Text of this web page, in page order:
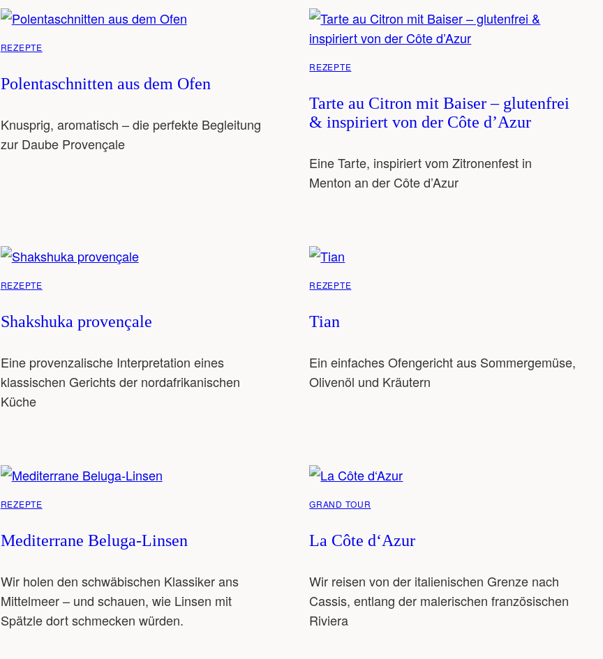
REZEPTE
Polentaschnitten aus dem Ofen
Knusprig, aromatisch – die perfekte Begleitung
zur Daube Provençale
REZEPTE
Tarte au Citron mit Baiser – glutenfrei
& inspiriert von der Côte d’Azur
Eine Tarte, inspiriert vom Zitronenfest in
Menton an der Côte d’Azur
REZEPTE
Shakshuka provençale
Eine provenzalische Interpretation eines
klassischen Gerichts der nordafrikanischen
Küche
REZEPTE
Tian
Ein einfaches Ofengericht aus Sommergemüse,
Olivenöl und Kräutern
REZEPTE
Mediterrane Beluga-Linsen
Wir holen den schwäbischen Klassiker ans
Mittelmeer – und schauen, wie Linsen mit
Spätzle dort schmecken würden.
GRAND TOUR
La Côte d‘Azur
Wir reisen von der italienischen Grenze nach
Cassis, entlang der malerischen französischen
Riviera